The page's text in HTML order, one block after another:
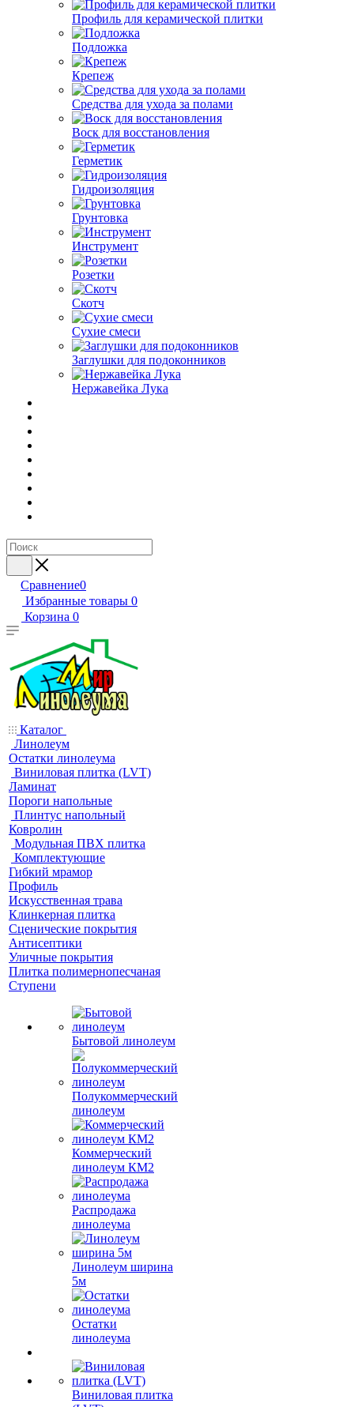
Профиль для керамической плитки
Подложка
Крепеж
Средства для ухода за полами
Воск для восстановления
Герметик
Гидроизоляция
Грунтовка
Инструмент
Розетки
Скотч
Сухие смеси
Заглушки для подоконников
Нержавейка Лука
Сравнение0
Избранные товары 0
Корзина 0
Каталог
Линолеум
Остатки линолеума
Виниловая плитка (LVT)
Ламинат
Пороги напольные
Плинтус напольный
Ковролин
Модульная ПВХ плитка
Комплектующие
Гибкий мрамор
Профиль
Искусственная трава
Клинкерная плитка
Сценические покрытия
Антисептики
Уличные покрытия
Плитка полимернопесчаная
Ступени
Бытовой линолеум
Полукоммерческий
линолеум
Коммерческий
линолеум КМ2
Распродажа
линолеума
Линолеум ширина
5м
Остатки
линолеума
Виниловая плитка